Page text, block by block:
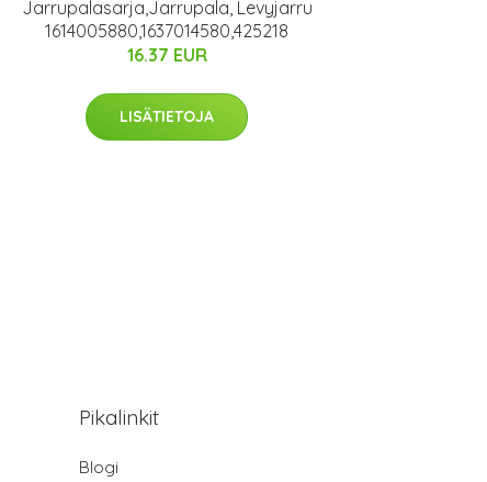
Jarrupalasarja,Jarrupala, Levyjarru
1614005880,1637014580,425218
16.37 EUR
LISÄTIETOJA
Pikalinkit
Blogi